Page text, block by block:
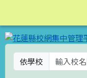
依學校